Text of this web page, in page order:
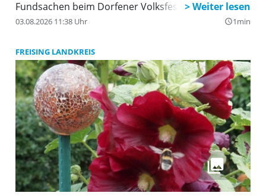
Fundsachen beim Dorfener Volksfest
03.08.2026 11:38 Uhr query_builder1min
FREISING LANDKREIS